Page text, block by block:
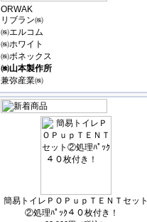
ORWAK
リブラン㈱
㈱エルコム
㈱ホワイト
㈱ボネックス
㈱山本製作所
兼弥産業㈱
簡易トイレＰＯＰｕｐＴＥＮＴセット
②処理ﾊﾟｯｸ４０枚付き！